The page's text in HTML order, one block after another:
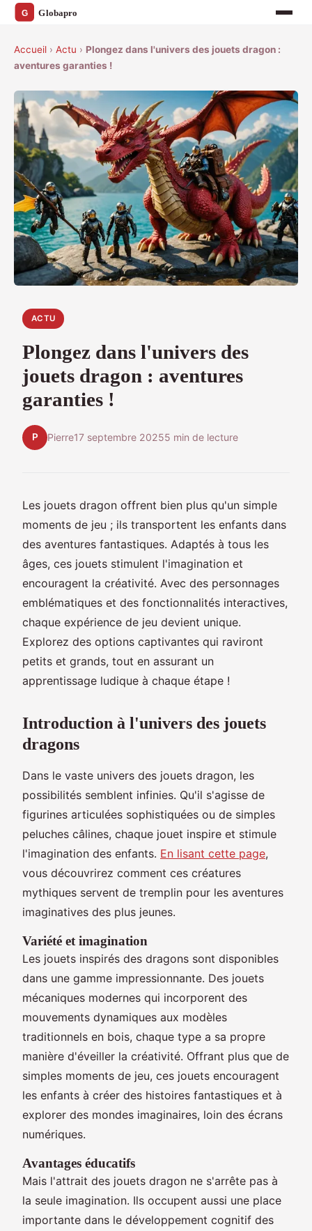
Accueil › Actu › Plongez dans l'univers des jouets dragon :
aventures garanties !
ACTU
Plongez dans l'univers des
jouets dragon : aventures
garanties !
P Pierre17 septembre 20255 min de lecture
Les jouets dragon offrent bien plus qu'un simple
moments de jeu ; ils transportent les enfants dans
des aventures fantastiques. Adaptés à tous les
âges, ces jouets stimulent l'imagination et
encouragent la créativité. Avec des personnages
emblématiques et des fonctionnalités interactives,
chaque expérience de jeu devient unique.
Explorez des options captivantes qui raviront
petits et grands, tout en assurant un
apprentissage ludique à chaque étape !
Introduction à l'univers des jouets
dragons
Dans le vaste univers des jouets dragon, les
possibilités semblent infinies. Qu'il s'agisse de
figurines articulées sophistiquées ou de simples
peluches câlines, chaque jouet inspire et stimule
l'imagination des enfants. En lisant cette page,
vous découvrirez comment ces créatures
mythiques servent de tremplin pour les aventures
imaginatives des plus jeunes.
Variété et imagination
Les jouets inspirés des dragons sont disponibles
dans une gamme impressionnante. Des jouets
mécaniques modernes qui incorporent des
mouvements dynamiques aux modèles
traditionnels en bois, chaque type a sa propre
manière d'éveiller la créativité. Offrant plus que de
simples moments de jeu, ces jouets encouragent
les enfants à créer des histoires fantastiques et à
explorer des mondes imaginaires, loin des écrans
numériques.
Avantages éducatifs
Mais l'attrait des jouets dragon ne s'arrête pas à
la seule imagination. Ils occupent aussi une place
importante dans le développement cognitif des